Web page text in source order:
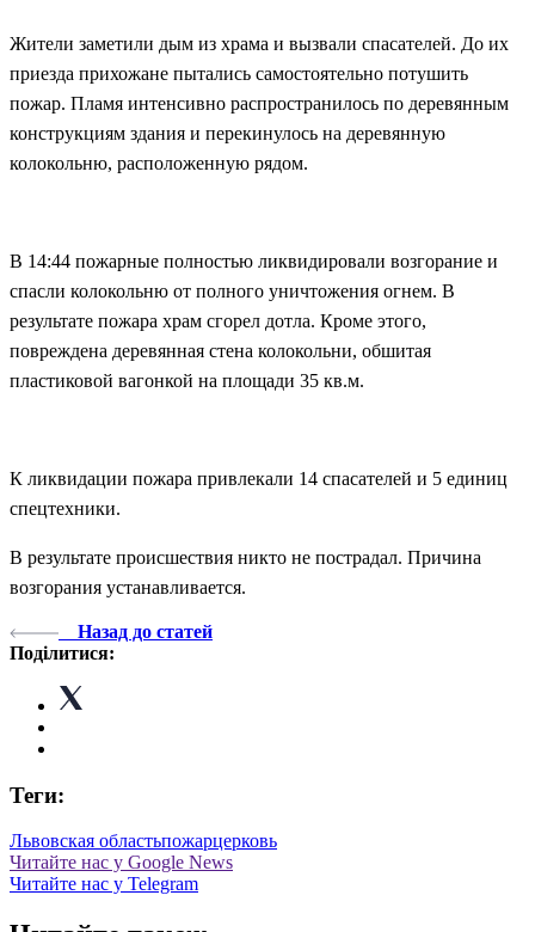
Жители заметили дым из храма и вызвали спасателей. До их
приезда прихожане пытались самостоятельно потушить
пожар. Пламя интенсивно распространилось по деревянным
конструкциям здания и перекинулось на деревянную
колокольню, расположенную рядом.
В 14:44 пожарные полностью ликвидировали возгорание и
спасли колокольню от полного уничтожения огнем. В
результате пожара храм сгорел дотла. Кроме этого,
повреждена деревянная стена колокольни, обшитая
пластиковой вагонкой на площади 35 кв.м.
К ликвидации пожара привлекали 14 спасателей и 5 единиц
спецтехники.
В результате происшествия никто не пострадал. Причина
возгорания устанавливается.
Назад до статей
Поділитися:
Теги:
Львовская областьпожарцерковь
Читайте нас у Google News
Читайте нас у Telegram